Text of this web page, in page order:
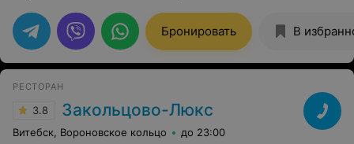
Бронировать В
РЕСТОРАН
3.8 Закольцово-Люкс
Витебск, Вороновское кольцо до 23:00